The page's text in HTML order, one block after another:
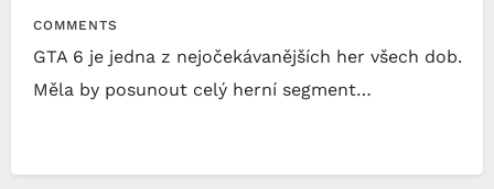
COMMENTS
GTA 6 je jedna z nejočekávanějších her všech dob.
Měla by posunout celý herní segment…